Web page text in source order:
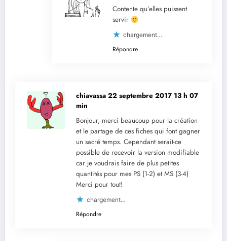
Contente qu’elles puissent
servir
chargement…
Répondre
chiavassa 22 septembre 2017 13 h 07
min
Bonjour, merci beaucoup pour la création
et le partage de ces fiches qui font gagner
un sacré temps. Cependant serait-ce
possible de recevoir la version modifiable
car je voudrais faire de plus petites
quantités pour mes PS (1-2) et MS (3-4)
Merci pour tout!
chargement…
Répondre